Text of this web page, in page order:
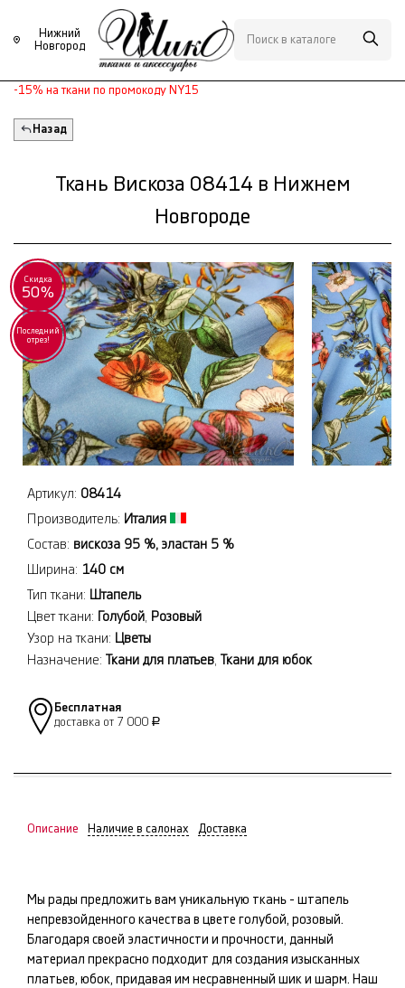
Нижний
Новгород
-15% на ткани по промокоду NY15
Назад
Ткань Вискоза 08414 в Нижнем
Новгороде
Скидка
50%
Последний
отрез!
Артикул: 08414
Производитель: Италия
Состав: вискоза 95 %, эластан 5 %
Ширина: 140 см
Тип ткани: Штапель
Цвет ткани:
Голубой, Розовый
Узор на ткани: Цветы
Назначение:
Ткани для платьев, Ткани для юбок
Бесплатная
доставка от 7 000 Р
Описание Наличие в салонах Доставка
Мы рады предложить вам уникальную ткань - штапель
непревзойденного качества в цвете голубой, розовый.
Благодаря своей эластичности и прочности, данный
материал прекрасно подходит для создания изысканных
платьев, юбок, придавая им несравненный шик и шарм. Наш